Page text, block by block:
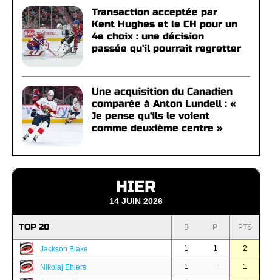
Transaction acceptée par
Kent Hughes et le CH pour un
4e choix : une décision
passée qu'il pourrait regretter
Une acquisition du Canadien
comparée à Anton Lundell : «
Je pense qu'ils le voient
comme deuxième centre »
HIER
14 JUIN 2026
TOP 20 B P PTS
Jackson Blake 1 1 2
Nikolaj Ehlers 1 - 1